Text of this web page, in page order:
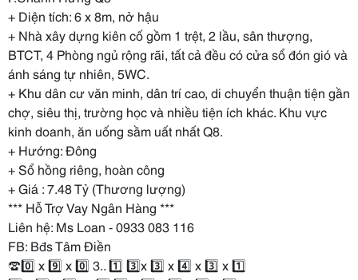
+ Diện tích: 6 x 8m, nở hậu
+ Nhà xây dựng kiên cố gồm 1 trệt, 2 lầu, sân thượng,
BTCT, 4 Phòng ngủ rộng rãi, tất cả đều có cửa sổ đón gió và
ánh sáng tự nhiên, 5WC.
+ Khu dân cư văn minh, dân trí cao, di chuyển thuận tiện gần
chợ, siêu thị, trường học và nhiều tiện ích khác. Khu vực
kinh doanh, ăn uống sầm uất nhất Q8.
+ Hướng: Đông
+ Sổ hồng riêng, hoàn công
+ Giá : 7.48 Tỷ (Thương lượng)
*** Hỗ Trợ Vay Ngân Hàng ***
Liên hệ: Ms Loan - 0933 083 116
FB: Bđs Tâm Điền
☎️0️⃣ x 9️⃣ x 0️⃣ 3.. 1️⃣ 3️⃣x 3️⃣ x 4️⃣ x 3️⃣ x 1️⃣